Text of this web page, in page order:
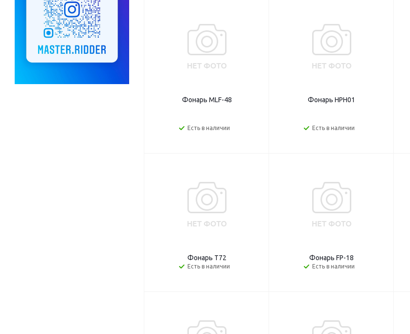
Фонарь MLF-48
Есть в наличии
Фонарь HPH01
Есть в наличии
Фонарь Т72
Есть в наличии
Фонарь FP-18
Есть в наличии